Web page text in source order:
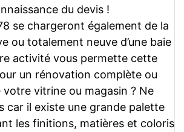
du devis !
se chargeront également de la
ou totalement neuve d’une baie
activité vous permette cette
un rénovation complète ou
votre vitrine ou magasin ? Ne
car il existe une grande palette
les finitions, matières et coloris